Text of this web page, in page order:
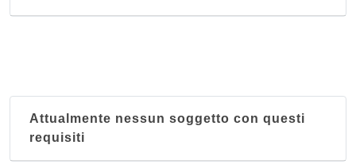
Attualmente nessun soggetto con questi
requisiti